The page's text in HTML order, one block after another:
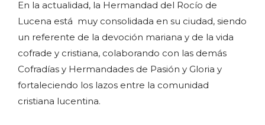
En la actualidad, la Hermandad del Rocío de
Lucena está muy consolidada en su ciudad, siendo
un referente de la devoción mariana y de la vida
cofrade y cristiana, colaborando con las demás
Cofradías y Hermandades de Pasión y Gloria y
fortaleciendo los lazos entre la comunidad
cristiana lucentina.